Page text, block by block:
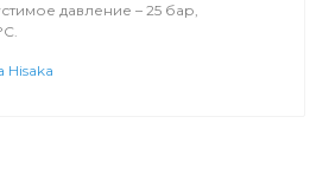
давление – 25 бар,
Hisaka